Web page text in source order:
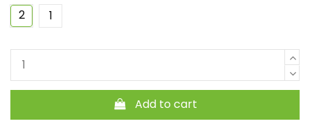
2
1
Add to cart